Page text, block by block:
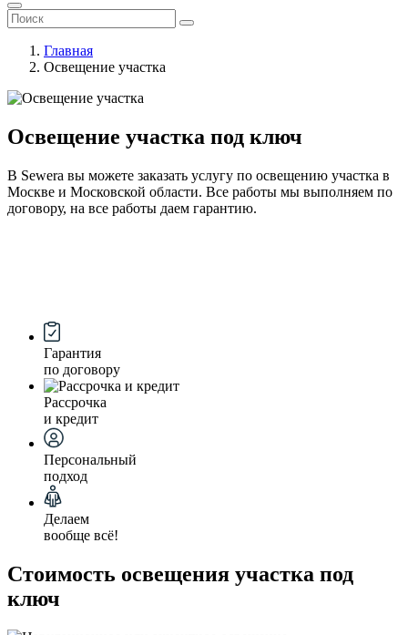
Главная
Освещение участка
Освещение участка под ключ
В Sewera вы можете заказать услугу по освещению участка в
Москве и Московской области. Все работы мы выполняем по
договору, на все работы даем гарантию.
Гарантия
по договору
Рассрочка
и кредит
Персональный
подход
Делаем
вообще всё!
Стоимость освещения участка под
ключ